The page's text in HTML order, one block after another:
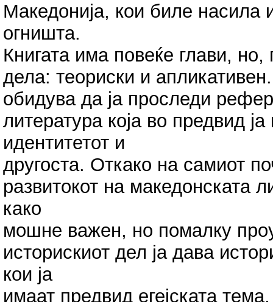
Македонија, кои биле насила
огништа.
Книгата има повеќе глави,
дела: теориски и
обидува да ја проследи
литература која во предвид
идентитетот и
другоста. Откако на самиот
развитокот на македонската
како
мошне важен, но помалку
историскиот дел ја дава
кои ја
имаат предвид егејската